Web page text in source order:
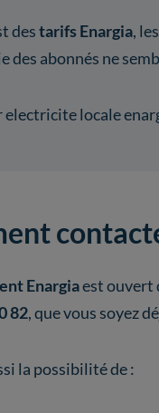
destarifs Enargia,
des abonnés ne
Enargiaest ouvert
82, que vous soyez
la possibilité de :